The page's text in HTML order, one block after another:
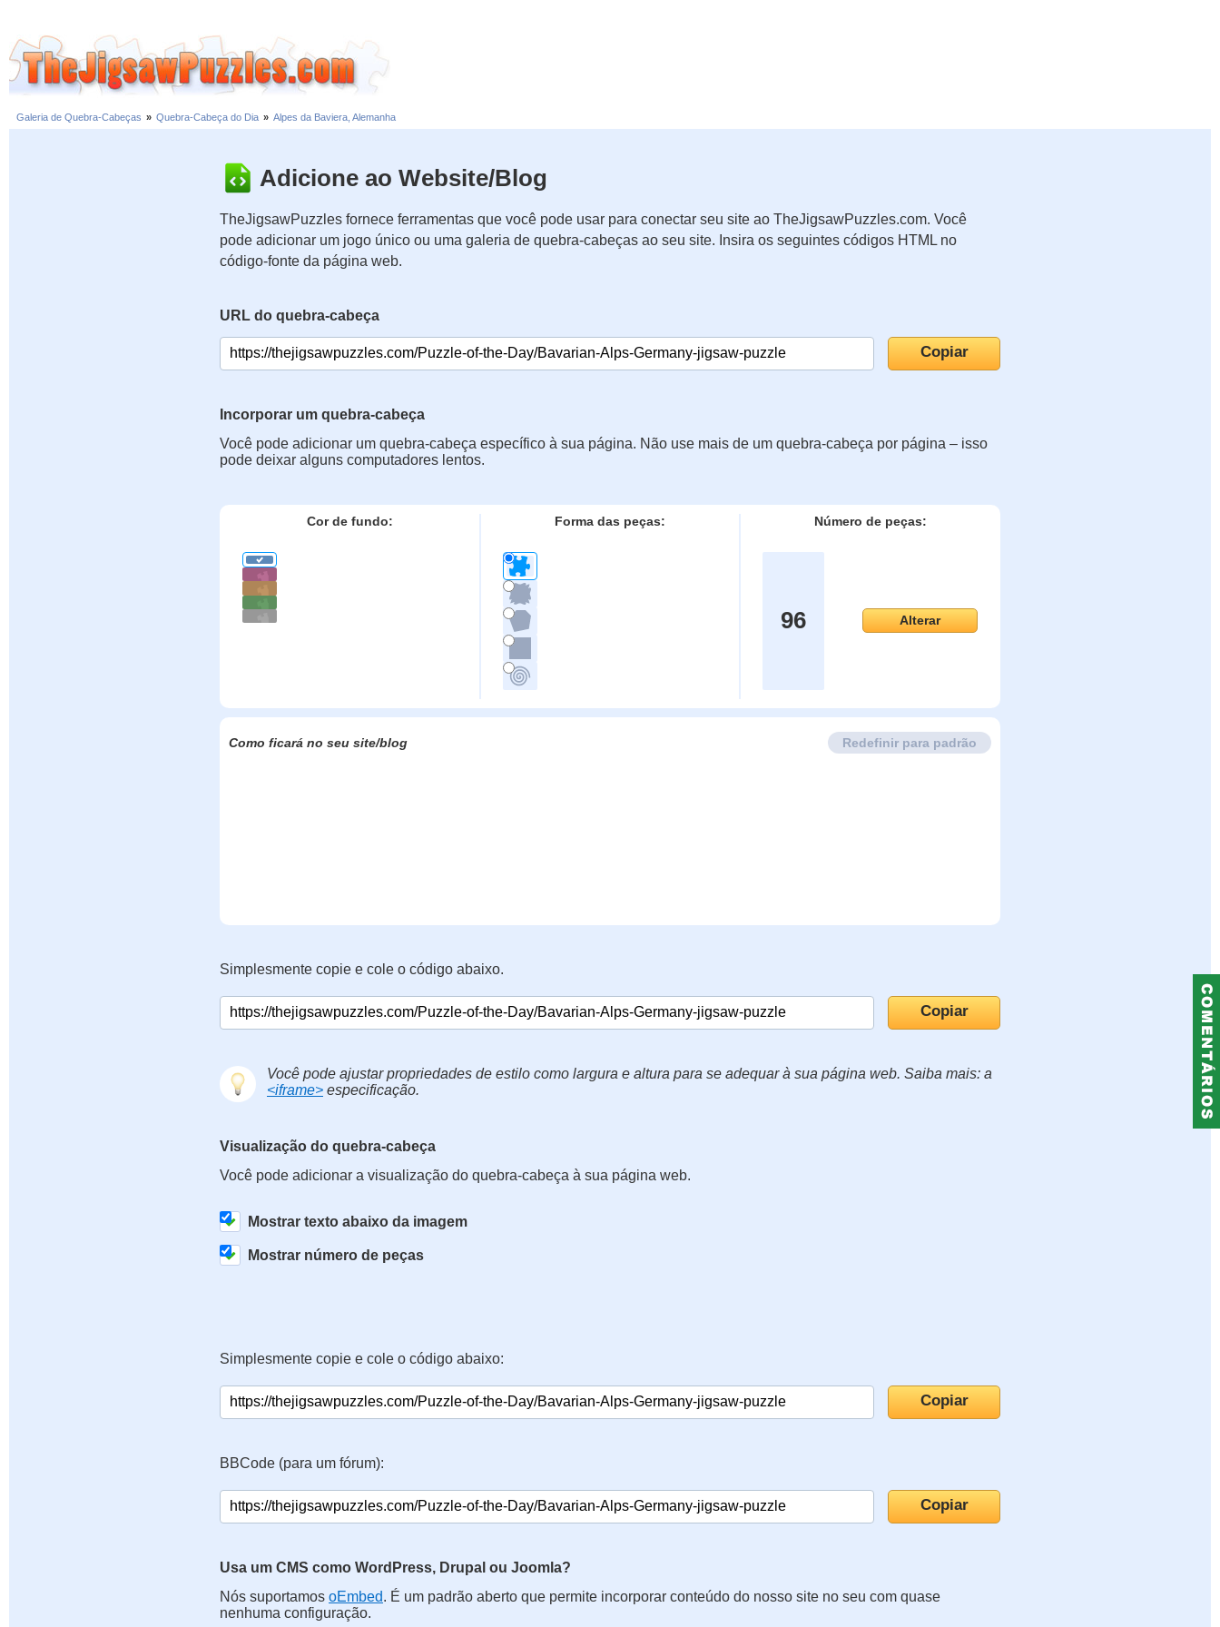
Galeria de Quebra-Cabeças » Quebra-Cabeça do Dia » Alpes da Baviera, Alemanha
Adicione ao Website/Blog
TheJigsawPuzzles fornece ferramentas que você pode usar para conectar seu site ao TheJigsawPuzzles.com. Você
pode adicionar um jogo único ou uma galeria de quebra-cabeças ao seu site. Insira os seguintes códigos HTML no
código-fonte da página web.
URL do quebra-cabeça
Incorporar um quebra-cabeça
Você pode adicionar um quebra-cabeça específico à sua página. Não use mais de um quebra-cabeça por página – isso
pode deixar alguns computadores lentos.
Cor de fundo: Forma das peças: Número de peças:
96 Alterar
Como ficará no seu site/blog Redefinir para padrão
Simplesmente copie e cole o código abaixo.
Você pode ajustar propriedades de estilo como largura e altura para se adequar à sua página web. Saiba mais: a
<iframe> especificação.
Visualização do quebra-cabeça
Você pode adicionar a visualização do quebra-cabeça à sua página web.
Mostrar texto abaixo da imagem
Mostrar número de peças
Simplesmente copie e cole o código abaixo:
BBCode (para um fórum):
Usa um CMS como WordPress, Drupal ou Joomla?
Nós suportamos oEmbed. É um padrão aberto que permite incorporar conteúdo do nosso site no seu com quase
nenhuma configuração.